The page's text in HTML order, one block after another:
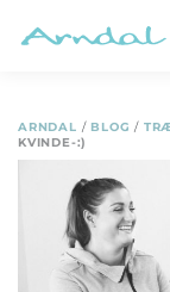
ARNDAL / BLOG /
KVINDE-:)